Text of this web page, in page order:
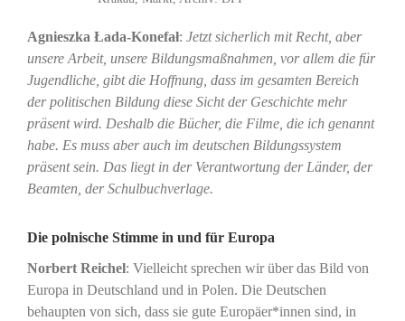
Agnieszka Łada-Konefał: Jetzt sicherlich mit Recht, aber
unsere Arbeit, unsere Bildungsmaßnahmen, vor allem die für
Jugendliche, gibt die Hoffnung, dass im gesamten Bereich
der politischen Bildung diese Sicht der Geschichte mehr
präsent wird. Deshalb die Bücher, die Filme, die ich genannt
habe. Es muss aber auch im deutschen Bildungssystem
präsent sein. Das liegt in der Verantwortung der Länder, der
Beamten, der Schulbuchverlage.
Die polnische Stimme in und für Europa
Norbert Reichel: Vielleicht sprechen wir über das Bild von
Europa in Deutschland und in Polen. Die Deutschen
behaupten von sich, dass sie gute Europäer*innen sind, in